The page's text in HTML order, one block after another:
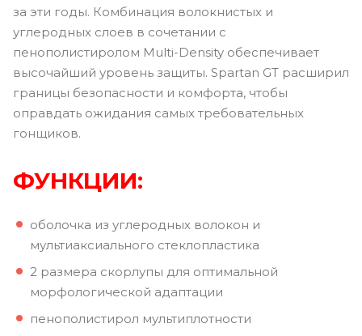
за эти годы. Комбинация волокнистых и
углеродных слоев в сочетании с
пенополистиролом Multi-Density обеспечивает
высочайший уровень защиты. Spartan GT расширил
границы безопасности и комфорта, чтобы
оправдать ожидания самых требовательных
гонщиков.
ФУНКЦИИ:
оболочка из углеродных волокон и
мультиаксиального стеклопластика
2 размера скорлупы для оптимальной
морфологической адаптации
пенополистирол мультиплотности